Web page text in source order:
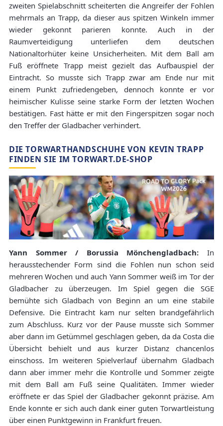
zweiten Spielabschnitt scheiterten die Angreifer der Fohlen
mehrmals an Trapp, da dieser aus spitzen Winkeln immer
wieder gekonnt parieren konnte. Auch in der
Raumverteidigung unterliefen dem deutschen
Nationaltorhüter keine Unsicherheiten. Mit dem Ball am
Fuß eröffnete Trapp meist gezielt das Aufbauspiel der
Eintracht. So musste sich Trapp zwar am Ende nur mit
einem Punkt zufriedengeben, dennoch konnte er vor
heimischer Kulisse seine starke Form der letzten Wochen
bestätigen. Fast hätte er mit den Fingerspitzen sogar noch
den Treffer der Gladbacher verhindert.
DIE TORWARTHANDSCHUHE VON KEVIN TRAPP
FINDEN SIE IM TORWART.DE-SHOP
Yann Sommer / Borussia Mönchengladbach: In
herausstechender Form sind die Fohlen nun schon seid
mehreren Wochen und auch Yann Sommer weiß im Tor der
Gladbacher zu überzeugen. Im Spiel gegen die SGE
bemühte sich Gladbach von Beginn an um eine stabile
Defensive. Die Eintracht kam nur selten brandgefährlich
zum Abschluss. Kurz vor der Pause musste sich Sommer
aber dann im Getümmel geschlagen geben, da da Costa die
Übersicht behielt und aus kurzer Distanz chancenlos
einschoss. Im weiteren Spielverlauf übernahm Gladbach
dann aber immer mehr die Kontrolle und Sommer zeigte
mit dem Ball am Fuß seine Qualitäten. Immer wieder
eröffnete er das Spiel der Gladbacher gekonnt präzise. Am
Ende konnte er sich auch dank einer guten Torwartleistung
über einen Punktgewinn in Frankfurt freuen.